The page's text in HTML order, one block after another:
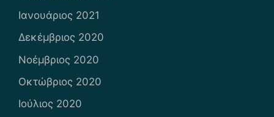
Ιανουάριος 2021
Δεκέμβριος 2020
Νοέμβριος 2020
Οκτώβριος 2020
Ιούλιος 2020